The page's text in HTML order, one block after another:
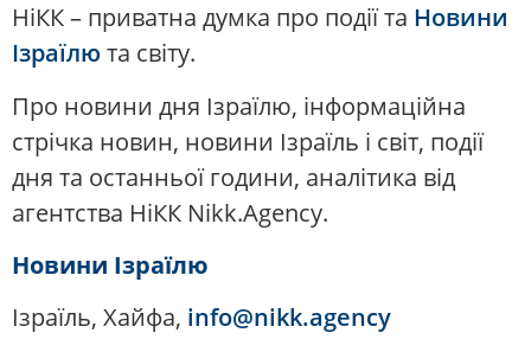
НіКК – приватна думка про події та Новини
Ізраїлю та світу.
Про новини дня Ізраїлю, інформаційна
стрічка новин, новини Ізраїль і світ, події
дня та останньої години, аналітика від
агентства НіКК Nikk.Agency.
Новини Ізраїлю
Ізраїль, Хайфа, info@nikk.agency